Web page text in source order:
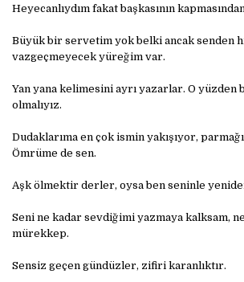
Heyecanlıydım fakat başkasının
Büyük bir servetim yok belki ancak senden
vazgeçmeyecek yüreğim var.
Yan yana kelimesini ayrı yazarlar. O yüzden
olmalıyız.
Dudaklarıma en çok ismin yakışıyor,
Ömrüme de sen.
Aşk ölmektir derler, oysa ben seninle
Seni ne kadar sevdiğimi yazmaya kalksam,
mürekkep.
Sensiz geçen gündüzler, zifiri karanlıktır.